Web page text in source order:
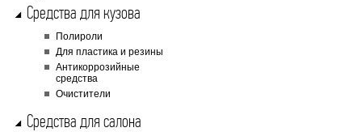
Cредства для кузова
Полироли
Для пластика и резины
Антикоррозийные
средства
Очистители
Средства для салона